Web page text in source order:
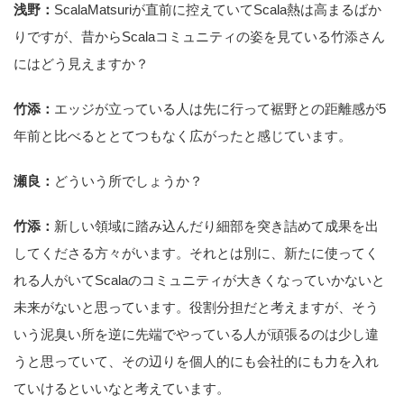
浅野： ScalaMatsuriが直前に控えていてScala熱は高まるばか
りですが、昔からScalaコミュニティの姿を見ている竹添さん
にはどう見えますか？
竹添： エッジが立っている人は先に行って裾野との距離感が5
年前と比べるととてつもなく広がったと感じています。
瀬良： どういう所でしょうか？
竹添： 新しい領域に踏み込んだり細部を突き詰めて成果を出
してくださる方々がいます。それとは別に、新たに使ってく
れる人がいてScalaのコミュニティが大きくなっていかないと
未来がないと思っています。役割分担だと考えますが、そう
いう泥臭い所を逆に先端でやっている人が頑張るのは少し違
うと思っていて、その辺りを個人的にも会社的にも力を入れ
ていけるといいなと考えています。